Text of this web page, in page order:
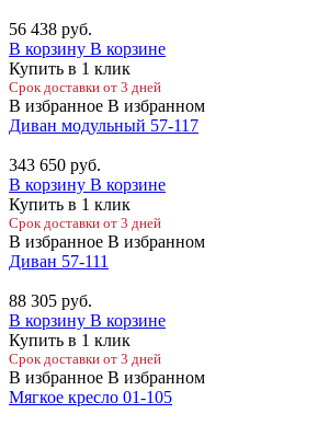
56 438 руб.
В корзину В корзине
Купить в 1 клик
Срок доставки от 3 дней
В избранное В избранном
Диван модульный 57-117
343 650 руб.
В корзину В корзине
Купить в 1 клик
Срок доставки от 3 дней
В избранное В избранном
Диван 57-111
88 305 руб.
В корзину В корзине
Купить в 1 клик
Срок доставки от 3 дней
В избранное В избранном
Мягкое кресло 01-105